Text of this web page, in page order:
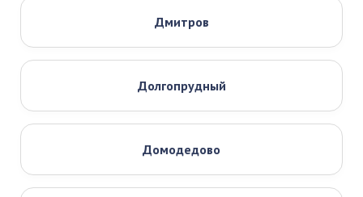
Дмитров
Долгопрудный
Домодедово